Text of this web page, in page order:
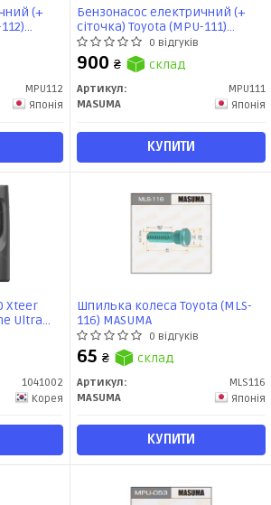
(+
MPU112
Японія
Бензонасос електричний (+
сіточка) Toyota (MPU-111)
MASUMA
0 відгуків
900 ₴ склад
Артикул:
MPU111
MASUMA
Японія
КУПИТИ
Xteer
Ultra
синт
1041002
Корея
Шпилька колеса Toyota (MLS-
116) MASUMA
0 відгуків
65 ₴ склад
Артикул:
MLS116
MASUMA
Японія
КУПИТИ